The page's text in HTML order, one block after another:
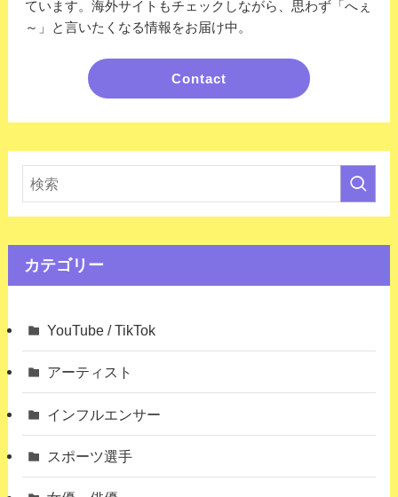
ています。海外サイトもチェックしながら、思わず「へぇ
～」と言いたくなる情報をお届け中。
Contact
カテゴリー
YouTube / TikTok
アーティスト
インフルエンサー
スポーツ選手